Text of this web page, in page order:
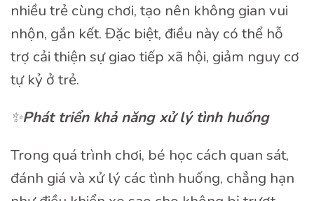
nhiều trẻ cùng chơi, tạo nên không gian vui
nhộn, gắn kết. Đặc biệt, điều này có thể hỗ
trợ cải thiện sự giao tiếp xã hội, giảm nguy cơ
tự kỷ ở trẻ.
✨Phát triển khả năng xử lý tình huống
Trong quá trình chơi, bé học cách quan sát,
đánh giá và xử lý các tình huống, chẳng hạn